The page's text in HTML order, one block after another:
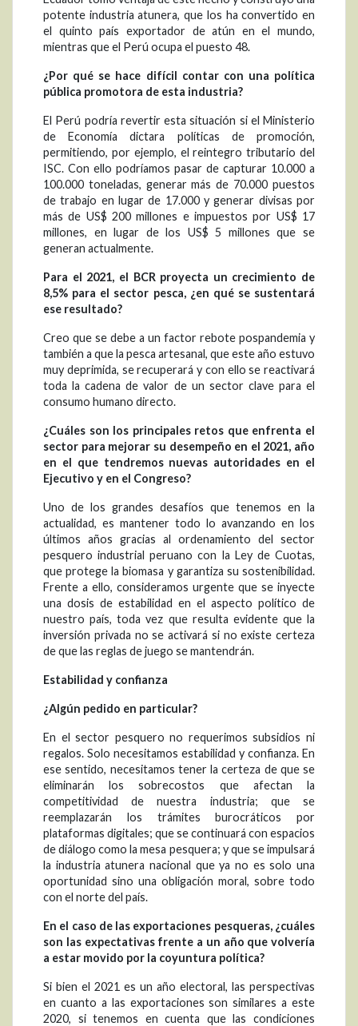
potente industria atunera, que los ha convertido en
el quinto país exportador de atún en el mundo,
mientras que el Perú ocupa el puesto 48.
¿Por qué se hace difícil contar con una política
pública promotora de esta industria?
El Perú podría revertir esta situación si el Ministerio
de Economía dictara políticas de promoción,
permitiendo, por ejemplo, el reintegro tributario del
ISC. Con ello podríamos pasar de capturar 10.000 a
100.000 toneladas, generar más de 70.000 puestos
de trabajo en lugar de 17.000 y generar divisas por
más de US$ 200 millones e impuestos por US$ 17
millones, en lugar de los US$ 5 millones que se
generan actualmente.
Para el 2021, el BCR proyecta un crecimiento de
8,5% para el sector pesca, ¿en qué se sustentará
ese resultado?
Creo que se debe a un factor rebote pospandemia y
también a que la pesca artesanal, que este año estuvo
muy deprimida, se recuperará y con ello se reactivará
toda la cadena de valor de un sector clave para el
consumo humano directo.
¿Cuáles son los principales retos que enfrenta el
sector para mejorar su desempeño en el 2021, año
en el que tendremos nuevas autoridades en el
Ejecutivo y en el Congreso?
Uno de los grandes desafíos que tenemos en la
actualidad, es mantener todo lo avanzando en los
últimos años gracias al ordenamiento del sector
pesquero industrial peruano con la Ley de Cuotas,
que protege la biomasa y garantiza su sostenibilidad.
Frente a ello, consideramos urgente que se inyecte
una dosis de estabilidad en el aspecto político de
nuestro país, toda vez que resulta evidente que la
inversión privada no se activará si no existe certeza
de que las reglas de juego se mantendrán.
Estabilidad y confianza
¿Algún pedido en particular?
En el sector pesquero no requerimos subsidios ni
regalos. Solo necesitamos estabilidad y confianza. En
ese sentido, necesitamos tener la certeza de que se
eliminarán los sobrecostos que afectan la
competitividad de nuestra industria; que se
reemplazarán los trámites burocráticos por
plataformas digitales; que se continuará con espacios
de diálogo como la mesa pesquera; y que se impulsará
la industria atunera nacional que ya no es solo una
oportunidad sino una obligación moral, sobre todo
con el norte del país.
En el caso de las exportaciones pesqueras, ¿cuáles
son las expectativas frente a un año que volvería
a estar movido por la coyuntura política?
Si bien el 2021 es un año electoral, las perspectivas
en cuanto a las exportaciones son similares a este
2020, si tenemos en cuenta que las condiciones